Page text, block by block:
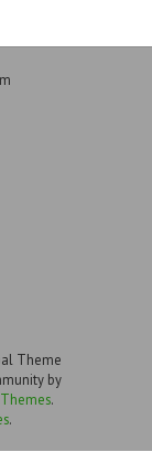
Theme
by
.
.